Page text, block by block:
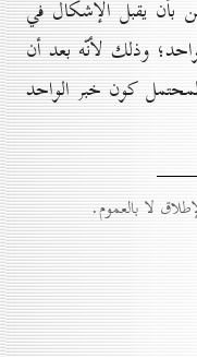
بأن يقبل الإشكال في
وذلك لأنّه بعد أن
كون خبر الواحد